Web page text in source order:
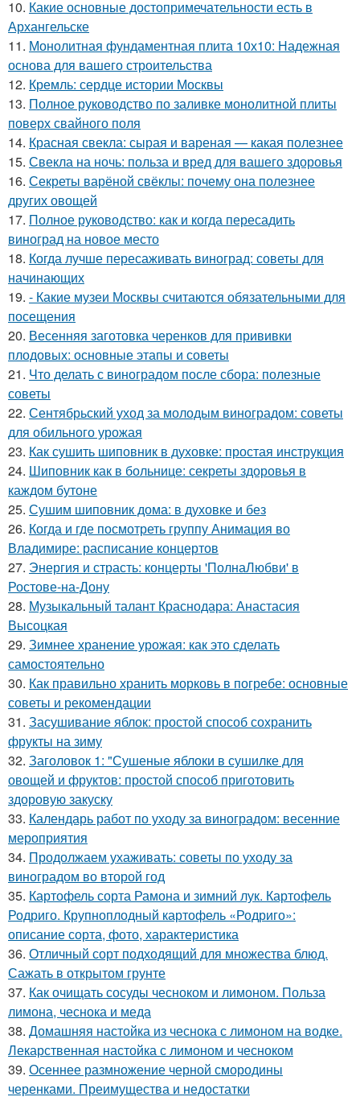
10. Какие основные достопримечательности есть в
Архангельске
11. Монолитная фундаментная плита 10х10: Надежная
основа для вашего строительства
12. Кремль: сердце истории Москвы
13. Полное руководство по заливке монолитной плиты
поверх свайного поля
14. Красная свекла: сырая и вареная — какая полезнее
15. Свекла на ночь: польза и вред для вашего здоровья
16. Секреты варёной свёклы: почему она полезнее
других овощей
17. Полное руководство: как и когда пересадить
виноград на новое место
18. Когда лучше пересаживать виноград: советы для
начинающих
19. - Какие музеи Москвы считаются обязательными для
посещения
20. Весенняя заготовка черенков для прививки
плодовых: основные этапы и советы
21. Что делать с виноградом после сбора: полезные
советы
22. Сентябрьский уход за молодым виноградом: советы
для обильного урожая
23. Как сушить шиповник в духовке: простая инструкция
24. Шиповник как в больнице: секреты здоровья в
каждом бутоне
25. Сушим шиповник дома: в духовке и без
26. Когда и где посмотреть группу Анимация во
Владимире: расписание концертов
27. Энергия и страсть: концерты 'ПолнаЛюбви' в
Ростове-на-Дону
28. Музыкальный талант Краснодара: Анастасия
Высоцкая
29. Зимнее хранение урожая: как это сделать
самостоятельно
30. Как правильно хранить морковь в погребе: основные
советы и рекомендации
31. Засушивание яблок: простой способ сохранить
фрукты на зиму
32. Заголовок 1: "Сушеные яблоки в сушилке для
овощей и фруктов: простой способ приготовить
здоровую закуску
33. Календарь работ по уходу за виноградом: весенние
мероприятия
34. Продолжаем ухаживать: советы по уходу за
виноградом во второй год
35. Картофель сорта Рамона и зимний лук. Картофель
Родриго. Крупноплодный картофель «Родриго»:
описание сорта, фото, характеристика
36. Отличный сорт подходящий для множества блюд.
Сажать в открытом грунте
37. Как очищать сосуды чесноком и лимоном. Польза
лимона, чеснока и меда
38. Домашняя настойка из чеснока с лимоном на водке.
Лекарственная настойка с лимоном и чесноком
39. Осеннее размножение черной смородины
черенками. Преимущества и недостатки